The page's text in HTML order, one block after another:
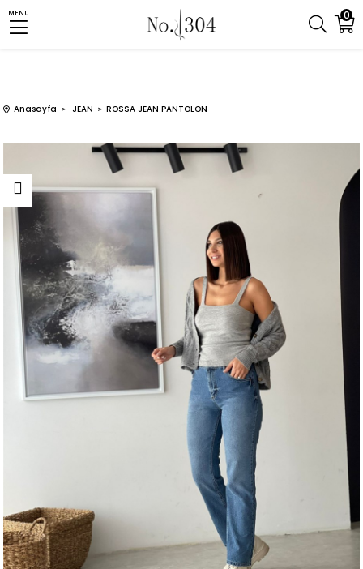
0
MENU
Anasayfa JEAN ROSSA JEAN PANTOLON